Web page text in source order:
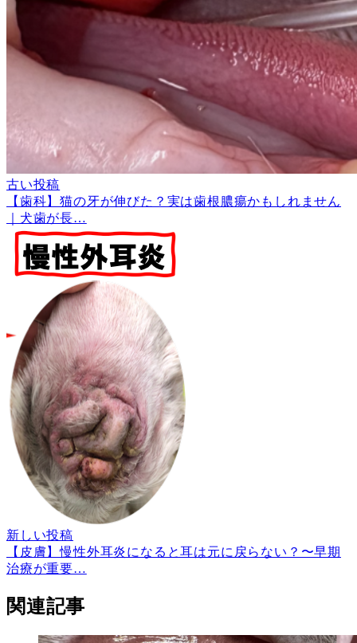
古い投稿
【歯科】猫の牙が伸びた？実は歯根膿瘍かもしれません
｜犬歯が長…
新しい投稿
【皮膚】慢性外耳炎になると耳は元に戻らない？〜早期
治療が重要…
関連記事